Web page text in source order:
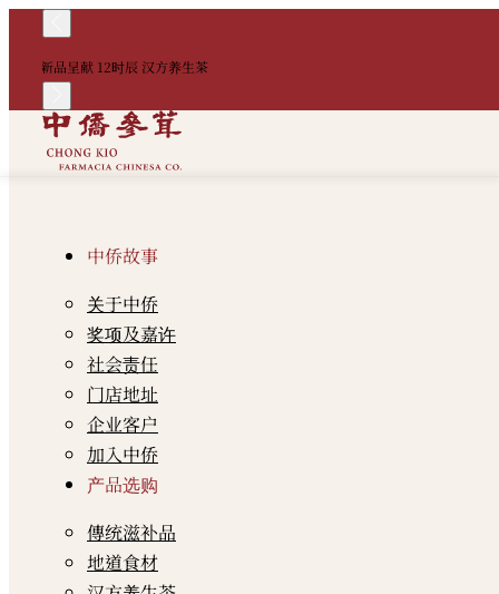
新品呈献 12时辰 汉方养生茶
中侨故事
关于中侨
奖项及嘉许
社会责任
门店地址
企业客户
加入中侨
产品选购
傳统滋补品
地道食材